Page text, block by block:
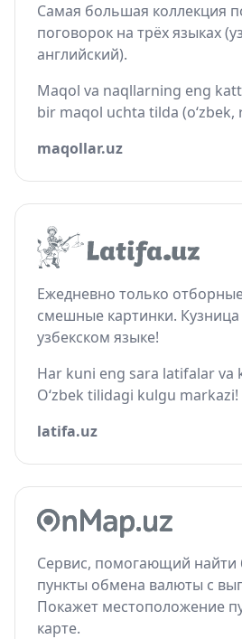
Самая большая коллекция
поговорок на трёх языках
английский).
Maqol va naqllarning eng
bir maqol uchta tilda (o‘zbek,
maqollar.uz
Ежедневно только
смешные картинки.
узбекском языке!
Har kuni eng sara latifalar va
O‘zbek tilidagi kulgu markazi!
latifa.uz
Сервис, помогающий
пункты обмена валюты с
Покажет местоположение
карте.